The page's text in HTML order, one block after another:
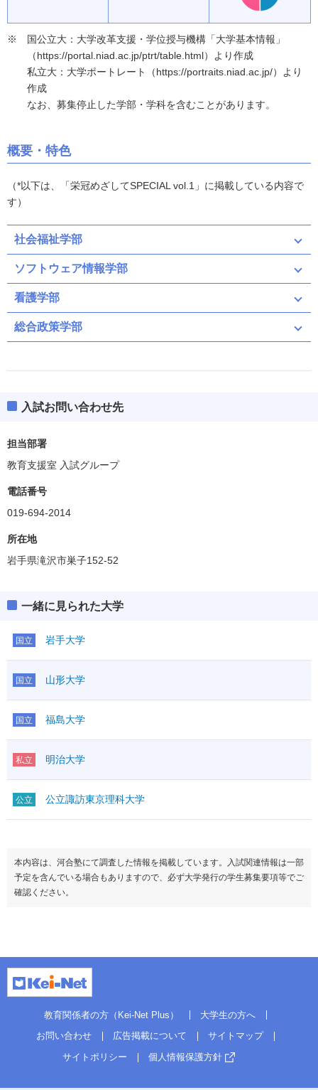
国公立大：大学改革支援・学位授与機構「大学基本情報」
（https://portal.niad.ac.jp/ptrt/table.html）より作成
私立大：大学ポートレート（https://portraits.niad.ac.jp/）より
作成
なお、募集停止した学部・学科を含むことがあります。
概要・特色
（*以下は、「栄冠めざしてSPECIAL vol.1」に掲載している内容で
す）
社会福祉学部
ソフトウェア情報学部
看護学部
総合政策学部
入試お問い合わせ先
担当部署
教育支援室 入試グループ
電話番号
019-694-2014
所在地
岩手県滝沢市巣子152-52
一緒に見られた大学
国立 岩手大学
国立 山形大学
国立 福島大学
私立 明治大学
公立 公立諏訪東京理科大学
本内容は、河合塾にて調査した情報を掲載しています。入試関連情報は一部
予定を含んでいる場合もありますので、必ず大学発行の学生募集要項等でご
確認ください。
教育関係者の方（Kei-Net Plus）
大学生の方へ
お問い合わせ
広告掲載について
サイトマップ
サイトポリシー
個人情報保護方針